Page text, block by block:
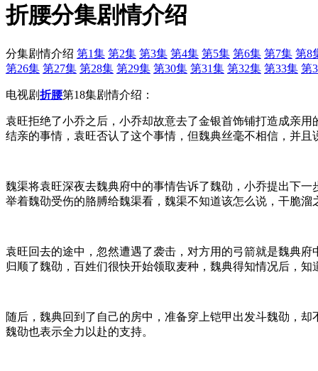
折腰分集剧情介绍
分集剧情介绍 第1集 第2集 第3集 第4集 第5集 第6集 第7集 第8
第26集 第27集 第28集 第29集 第30集 第31集 第32集 第33集 第
电视剧折腰第18集剧情介绍：
袁旺拒绝了小乔之后，小乔却故意去了金银首饰铺打造成亲
结亲的事情，袁旺否认了这个事情，但魏典丝毫不相信，并
魏渠将袁旺深夜去魏典府中的事情告诉了魏劭，小乔提出下
举着魏劭受伤的胳膊给魏渠看，魏渠不知道该怎么说，干脆溜
袁旺回去的途中，忽然遭遇了袭击，对方用的弓箭就是魏典
归顺了魏劭，百姓们很快开始领取麦种，魏典得知情况后，
随后，魏典回到了自己的房中，准备穿上铠甲出发斗魏劭，
魏劭也表示全力以赴的支持。